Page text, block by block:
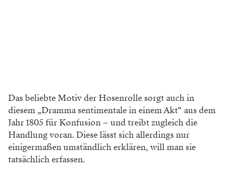
Das beliebte Motiv der Hosenrolle sorgt auch in
diesem „Dramma sentimentale in einem Akt“ aus dem
Jahr 1805 für Konfusion – und treibt zugleich die
Handlung voran. Diese lässt sich allerdings nur
einigermaßen umständlich erklären, will man sie
tatsächlich erfassen.